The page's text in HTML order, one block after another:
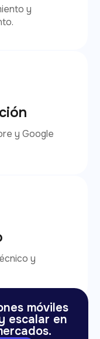
y
y Google
y
móviles
escalar en